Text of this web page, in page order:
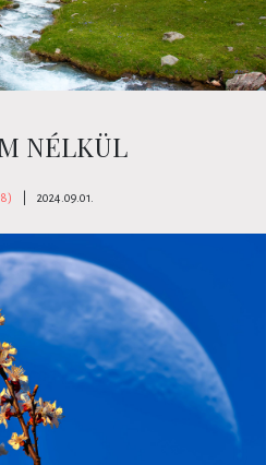
NÉLKÜL
2024.09.01.